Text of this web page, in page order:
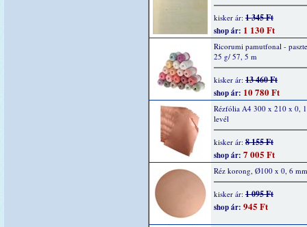
kisker ár: 1 345 Ft
shop ár: 1 130 Ft
Ricorumi pamutfonal -
25 g/ 57, 5 m
kisker ár: 13 460 Ft
shop ár: 10 780 Ft
Rézfólia A4 300 x 210 x 0,
levél
kisker ár: 8 155 Ft
shop ár: 7 005 Ft
Réz korong, Ø100 x 0, 6
kisker ár: 1 095 Ft
shop ár: 945 Ft